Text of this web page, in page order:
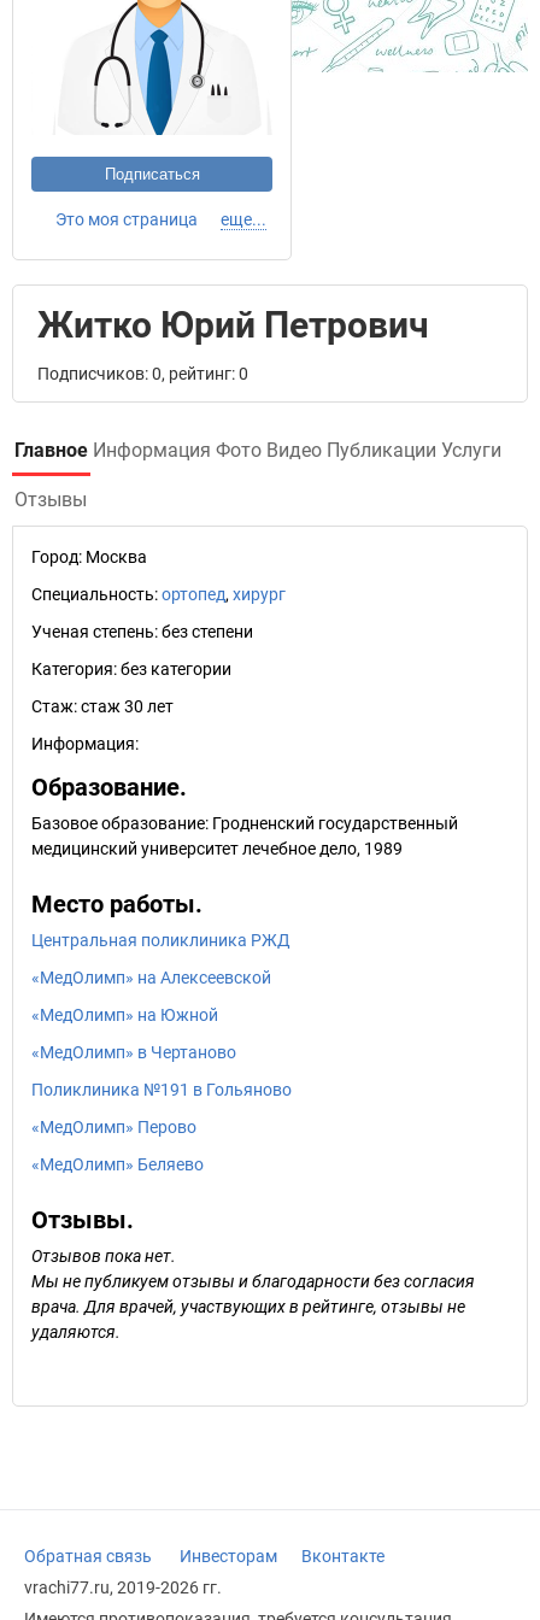
Подписаться
Это моя страница еще...
Житко Юрий Петрович
Подписчиков: 0, рейтинг: 0
Главное Информация Фото Видео Публикации Услуги
Отзывы
Город: Москва
Специальность:ортопед, хирург
Ученая степень:без степени
Категория:без категории
Стаж:стаж 30 лет
Информация:
Образование.
Базовое образование: Гродненский государственный
медицинский университет лечебное дело, 1989
Место работы.
Центральная поликлиника РЖД
«МедОлимп» на Алексеевской
«МедОлимп» на Южной
«МедОлимп» в Чертаново
Поликлиника №191 в Гольяново
«МедОлимп» Перово
«МедОлимп» Беляево
Отзывы.
Отзывов пока нет.
Мы не публикуем отзывы и благодарности без согласия
врача. Для врачей, участвующих в рейтинге, отзывы не
удаляются.
Обратная связь Инвесторам
Вконтакте
vrachi77.ru, 2019-2026 гг.